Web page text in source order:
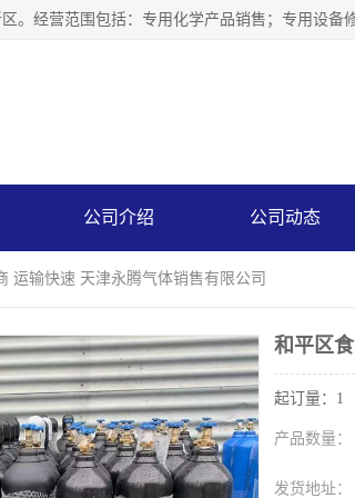
公司介绍 公司动态
运输快速 天津永腾气体销售有限公司
和平区
起订量：
产品数量：
发货地址：